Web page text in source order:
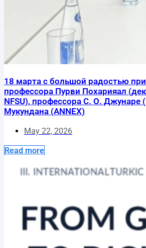
18 марта с большой радостью
профессора Пурви Похарияал
NFSU), профессора С. О. Джунаре
Мукундана (ANNEX)
May 22, 2026
Read more